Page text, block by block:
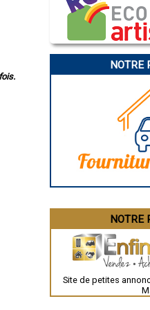
Marseille
Caen
Angoulême
La Rochelle
Brive-la-Gaillarde
Chartres
Toulouse
Châteauroux
Grenoble
Mont-de-Marsan
Saint-Étienne
NOTRE
NOTRE
Site de petites